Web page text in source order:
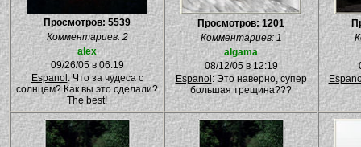
Просмотров: 5539
Комментариев: 2
alex
09/26/05 в 06:19
Espanol : Что за чудеса с
солнцем? Как вы это сделали?
The best!
Просмотров: 1201
Комментариев: 1
algama
08/12/05 в 12:19
Espanol: Это наверно, супер
большая трещина???